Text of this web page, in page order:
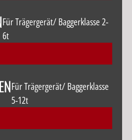
Für Trägergerät/ Baggerklasse 2-
6t
Für Trägergerät/ Baggerklasse
5-12t